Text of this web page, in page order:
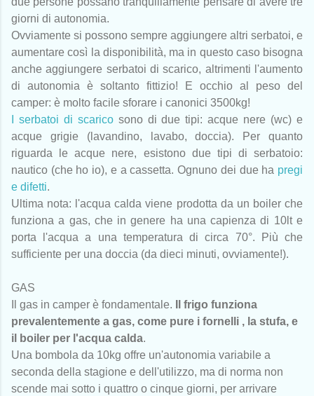
giorni di autonomia.
Ovviamente si possono sempre aggiungere altri serbatoi, e
aumentare così la disponibilità, ma in questo caso bisogna
anche aggiungere serbatoi di scarico, altrimenti l'aumento
di autonomia è soltanto fittizio! E occhio al peso del
camper: è molto facile sforare i canonici 3500kg!
I serbatoi di scaricosono di due tipi: acque nere (wc) e
acque grigie (lavandino, lavabo, doccia). Per quanto
riguarda le acque nere, esistono due tipi di serbatoio:
nautico (che ho io), e a cassetta. Ognuno dei due ha pregi
e difetti.
Ultima nota: l'acqua calda viene prodotta da un boiler che
funziona a gas, che in genere ha una capienza di 10lt e
porta l'acqua a una temperatura di circa 70°. Più che
sufficiente per una doccia (da dieci minuti, ovviamente!).
GAS
Il gas in camper è fondamentale.
Il frigo funziona
prevalentemente a gas, come pure i fornelli , la stufa, e
il boiler per l'acqua calda.
Una bombola da 10kg offre un'autonomia variabile a
seconda della stagione e dell'utilizzo, ma di norma non
scende mai sotto i quattro o cinque giorni, per arrivare